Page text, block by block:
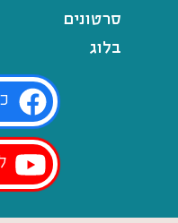
סרטונים
בלוג